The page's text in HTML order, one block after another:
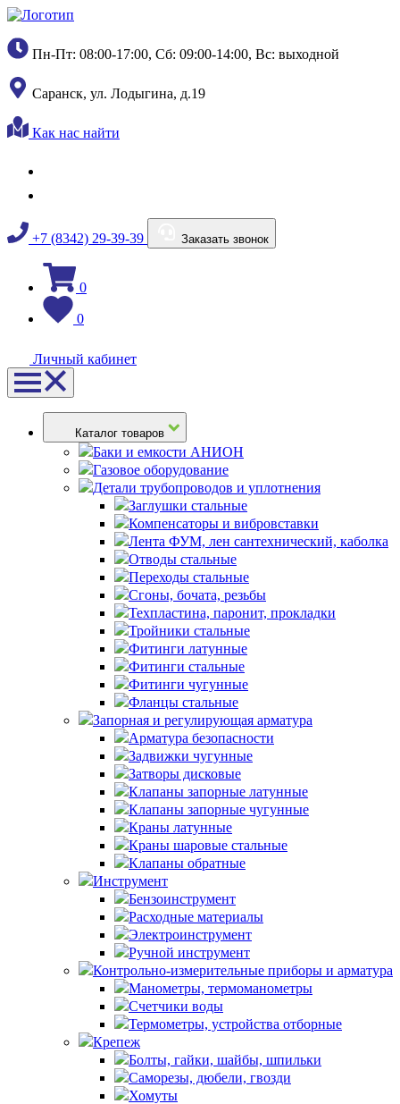
Пн-Пт: 08:00-17:00, Сб: 09:00-14:00, Вс: выходной
Саранск, ул. Лодыгина, д.19
Как нас найти
+7 (8342) 29-39-39 Заказать звонок
0
0
Личный кабинет
Каталог товаров
Баки и емкости АНИОН
Газовое оборудование
Детали трубопроводов и уплотнения
Заглушки стальные
Компенсаторы и вибровставки
Лента ФУМ, лен сантехнический, каболка
Отводы стальные
Переходы стальные
Сгоны, бочата, резьбы
Техпластина, паронит, прокладки
Тройники стальные
Фитинги латунные
Фитинги стальные
Фитинги чугунные
Фланцы стальные
Запорная и регулирующая арматура
Арматура безопасности
Задвижки чугунные
Затворы дисковые
Клапаны запорные латунные
Клапаны запорные чугунные
Краны латунные
Краны шаровые стальные
Клапаны обратные
Инструмент
Бензоинструмент
Расходные материалы
Электроинструмент
Ручной инструмент
Контрольно-измерительные приборы и арматура
Манометры, термоманометры
Счетчики воды
Термометры, устройства отборные
Крепеж
Болты, гайки, шайбы, шпильки
Саморезы, дюбели, гвозди
Хомуты